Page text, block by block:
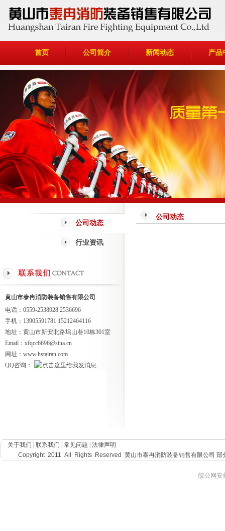
首页 公司简介 新闻动态 产品
公司动态
行业资讯
黄山市泰冉消防装备销售有限公司
电话：0559-2538928 2536696
手机：13905591781 15212464116
地址：黄山市新安北路坞山巷10栋301室
Email：xfqcc6696@sina.cn
网址：www.hstairan.com
QQ咨询：
公司动态
关于我们 联系我们 常见问题
法律声明
Copyright 2011 All Rights Reserved 黄山市泰冉消防装备销售有限公司 部
皖公网安